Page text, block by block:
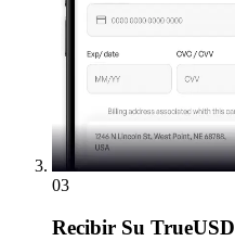
03
Recibir Su TrueUSD